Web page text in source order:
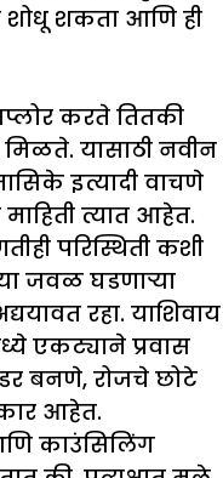
शोधू शकता आणि ही
करते तितकी
मिळते. यासाठी नवीन
इत्यादी वाचणे
त्यात आहेत.
परिस्थिती कशी
जवळ घडणाऱ्या
रहा. याशिवाय
एकट्याने प्रवास
बनणे, रोजचे छोटे
आहेत.
काउंसिलिंग